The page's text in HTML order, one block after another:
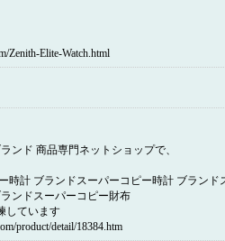
Zenith-Elite-Watch.html
ンド 商品専門ネットショップで、
時計 ブランドスーパーコピー時計 ブランド
ンドスーパーコピー財布
しています
product/detail/18384.htm